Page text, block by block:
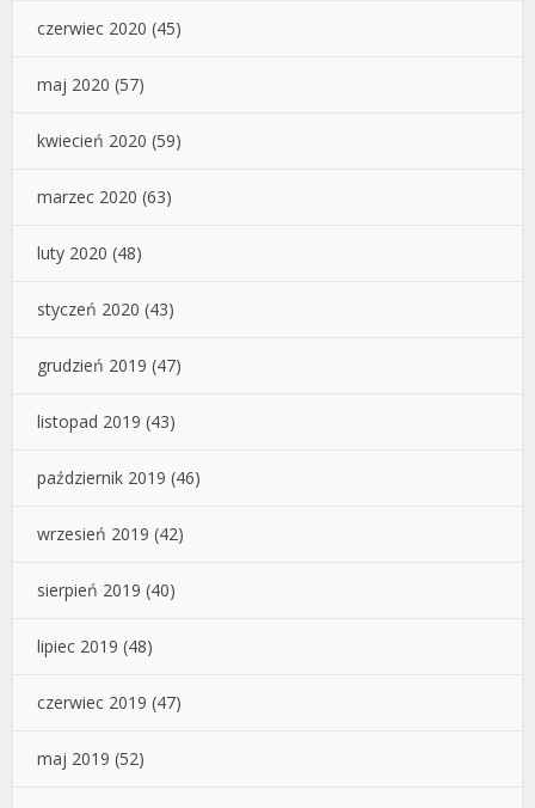
czerwiec 2020 (45)
maj 2020 (57)
kwiecień 2020 (59)
marzec 2020 (63)
luty 2020 (48)
styczeń 2020 (43)
grudzień 2019 (47)
listopad 2019 (43)
październik 2019 (46)
wrzesień 2019 (42)
sierpień 2019 (40)
lipiec 2019 (48)
czerwiec 2019 (47)
maj 2019 (52)